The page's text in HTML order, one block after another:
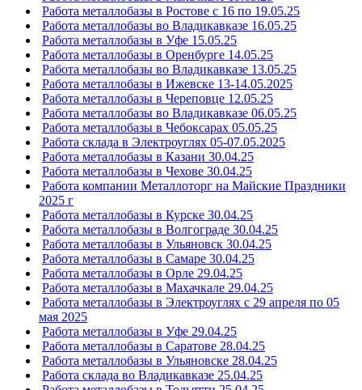
Работа металлобазы в Ростове с 16 по 19.05.25
Работа металлобазы во Владикавказе 16.05.25
Работа металлобазы в Уфе 15.05.25
Работа металлобазы в Оренбурге 14.05.25
Работа металлобазы во Владикавказе 13.05.25
Работа металлобазы в Ижевске 13-14.05.2025
Работа металлобазы в Череповце 12.05.25
Работа металлобазы во Владикавказе 06.05.25
Работа металлобазы в Чебоксарах 05.05.25
Работа склада в Электроуглях 05-07.05.2025
Работа металлобазы в Казани 30.04.25
Работа металлобазы в Чехове 30.04.25
Работа компании Металлоторг на Майские Праздники
2025 г
Работа металлобазы в Курске 30.04.25
Работа металлобазы в Волгограде 30.04.25
Работа металлобазы в Ульяновск 30.04.25
Работа металлобазы в Самаре 30.04.25
Работа металлобазы в Орле 29.04.25
Работа металлобазы в Махачкале 29.04.25
Работа металлобазы в Электроуглях с 29 апреля по 05
мая 2025
Работа металлобазы в Уфе 29.04.25
Работа металлобазы в Саратове 28.04.25
Работа металлобазы в Ульяновске 28.04.25
Работа склада во Владикавказе 25.04.25